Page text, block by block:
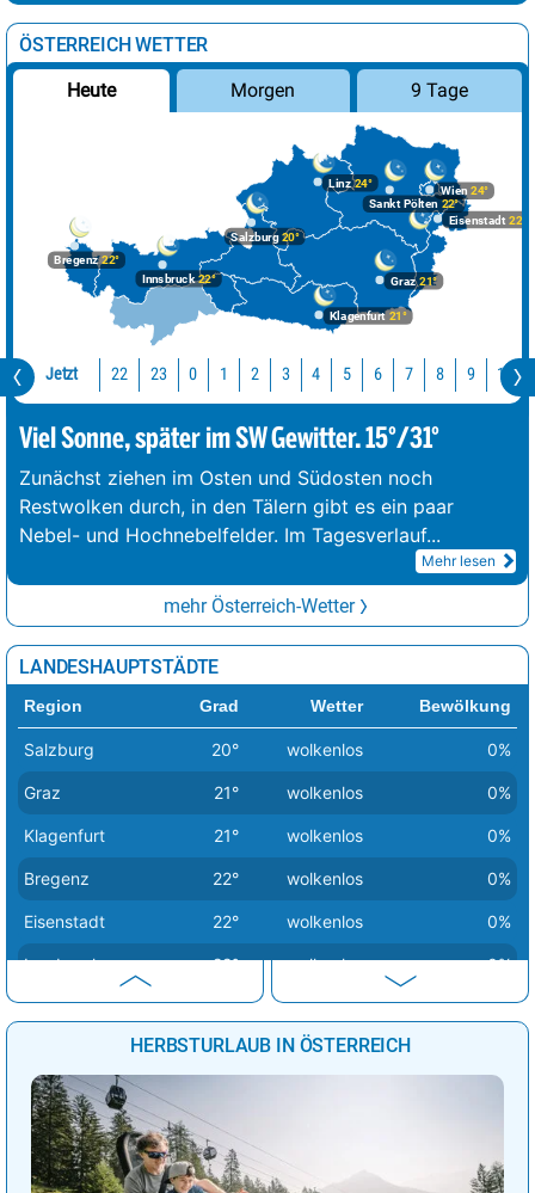
ÖSTERREICH WETTER
Heute Morgen 9 Tage
Bregenz22°
Graz21°
Innsbruck22°
Klagenfurt 21°
Linz24°
Salzburg20°
Wien 24°
Eisenstadt 22°
Sankt Pölten22°
Jetzt 22 23 0 1 2 3 4 5 6 7 8 9 10
Viel Sonne, später im SW Gewitter. 15°/31°
Zunächst ziehen im Osten und Südosten noch
Restwolken durch, in den Tälern gibt es ein paar
Nebel- und Hochnebelfelder. Im Tagesverlauf...
Mehr lesen
mehr Österreich-Wetter
LANDESHAUPTSTÄDTE
Region Grad Wetter Bewölkung
Salzburg 20° wolkenlos 0%
Graz 21° wolkenlos 0%
Klagenfurt 21° wolkenlos 0%
Bregenz 22° wolkenlos 0%
Eisenstadt 22° wolkenlos 0%
Innsbruck 22° wolkenlos 0%
Sankt Pölten 22° wolkenlos 0%
24° wolkenlos
Wien
HERBSTURLAUB IN ÖSTERREICH